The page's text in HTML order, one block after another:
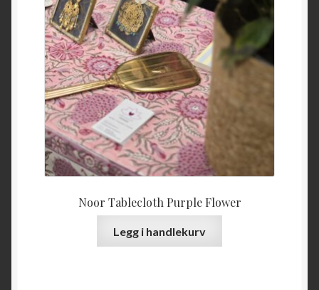
Noor Tablecloth Purple Flower
Legg i handlekurv